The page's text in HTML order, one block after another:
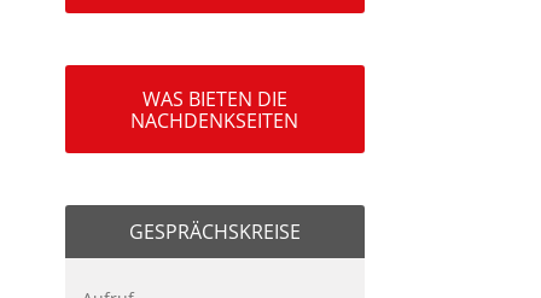
WAS BIETEN DIE
NACHDENKSEITEN
GESPRÄCHSKREISE